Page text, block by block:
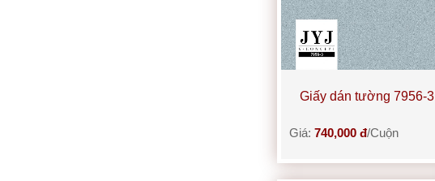
Giấy dán tường 7956-3
Giá: 740,000 đ/Cuộn